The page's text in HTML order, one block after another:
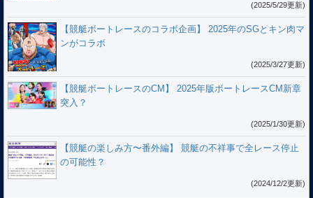
(2025/5/29更新)
【競艇ボートレースのコラボ企画】 2025年のSGとキン肉マ
ンがコラボ
(2025/3/27更新)
【競艇ボートレースのCM】 2025年版ボートレースCM新章
突入？
(2025/1/30更新)
【競艇の楽しみ方〜番外編】 競艇の不祥事で全レース停止
の可能性？
(2024/12/2更新)